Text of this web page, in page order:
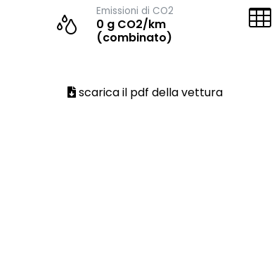
Emissioni di CO2
0 g CO2/km
(combinato)
scarica il pdf della vettura